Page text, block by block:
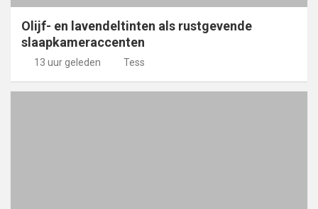
Olijf- en lavendeltinten als rustgevende
slaapkameraccenten
13 uur geleden Tess